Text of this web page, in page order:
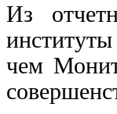
Из
чем